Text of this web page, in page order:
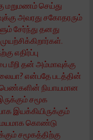
மறுமணம் செய்து
அவரது சகோதரரும்
சேர்ந்து தனது
எதிர்ப்பு
மீறி தன் அம்மாவுக்கு
என்பதே படத்தின்
நியாயமான
சமூக
இயக்கியிருக்கும்
கொண்டு
சமூகத்திற்கு